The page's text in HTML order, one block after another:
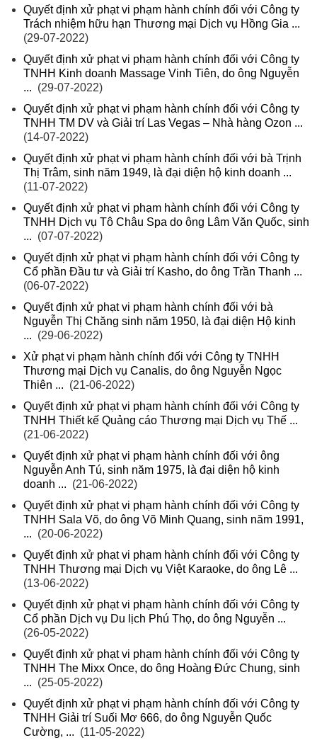
Quyết định xử phạt vi phạm hành chính đối với Công ty
Trách nhiệm hữu hạn Thương mại Dịch vụ Hồng Gia ...
(29-07-2022)
Quyết định xử phạt vi phạm hành chính đối với Công ty
TNHH Kinh doanh Massage Vinh Tiên, do ông Nguyễn
... (29-07-2022)
Quyết định xử phạt vi phạm hành chính đối với Công ty
TNHH TM DV và Giải trí Las Vegas – Nhà hàng Ozon ...
(14-07-2022)
Quyết định xử phạt vi phạm hành chính đối với bà Trịnh
Thị Trâm, sinh năm 1949, là đại diện hộ kinh doanh ...
(11-07-2022)
Quyết định xử phạt vi phạm hành chính đối với Công ty
TNHH Dịch vụ Tô Châu Spa do ông Lâm Văn Quốc, sinh
... (07-07-2022)
Quyết định xử phạt vi phạm hành chính đối với Công ty
Cổ phần Đầu tư và Giải trí Kasho, do ông Trần Thanh ...
(06-07-2022)
Quyết định xử phạt vi phạm hành chính đối với bà
Nguyễn Thị Chăng sinh năm 1950, là đại diện Hộ kinh
... (29-06-2022)
Xử phạt vi phạm hành chính đối với Công ty TNHH
Thương mại Dịch vụ Canalis, do ông Nguyễn Ngọc
Thiên ... (21-06-2022)
Quyết định xử phạt vi phạm hành chính đối với Công ty
TNHH Thiết kế Quảng cáo Thương mại Dịch vụ Thế ...
(21-06-2022)
Quyết định xử phạt vi phạm hành chính đối với ông
Nguyễn Anh Tú, sinh năm 1975, là đại diện hộ kinh
doanh ... (21-06-2022)
Quyết định xử phạt vi phạm hành chính đối với Công ty
TNHH Sala Võ, do ông Võ Minh Quang, sinh năm 1991,
... (20-06-2022)
Quyết định xử phạt vi phạm hành chính đối với Công ty
TNHH Thương mại Dịch vụ Việt Karaoke, do ông Lê ...
(13-06-2022)
Quyết định xử phạt vi phạm hành chính đối với Công ty
Cổ phần Dịch vụ Du lịch Phú Thọ, do ông Nguyễn ...
(26-05-2022)
Quyết định xử phạt vi phạm hành chính đối với Công ty
TNHH The Mixx Once, do ông Hoàng Đức Chung, sinh
... (25-05-2022)
Quyết định xử phạt vi phạm hành chính đối với Công ty
TNHH Giải trí Suối Mơ 666, do ông Nguyễn Quốc
Cường, ... (11-05-2022)